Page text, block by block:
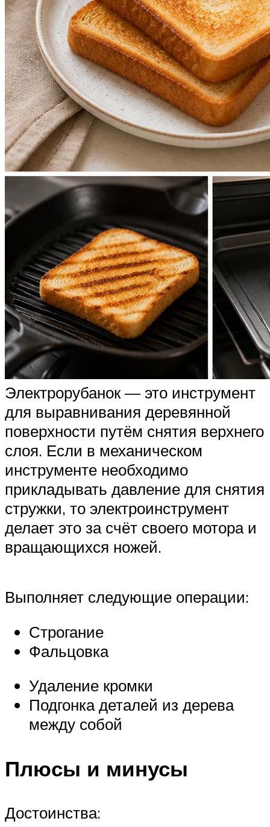
Электрорубанок — это инструмент
для выравнивания деревянной
поверхности путём снятия верхнего
слоя. Если в механическом
инструменте необходимо
прикладывать давление для снятия
стружки, то электроинструмент
делает это за счёт своего мотора и
вращающихся ножей.
Выполняет следующие операции:
Строгание
Фальцовка
Удаление кромки
Подгонка деталей из дерева
между собой
Плюсы и минусы
Достоинства: